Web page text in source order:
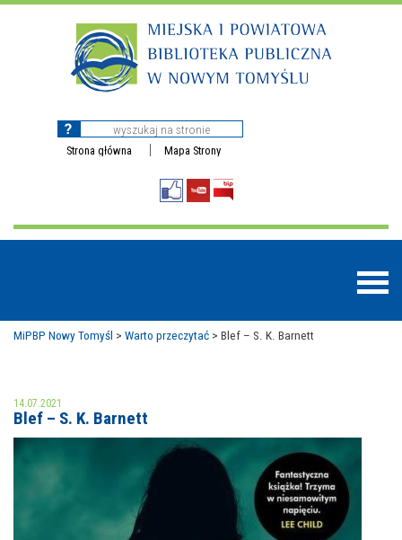
Strona główna Mapa Strony
MOJE KONTO
NAJBLIŻSZE WYDARZENIA
NASZA OFERTA
MiPBP Nowy Tomyśl > Warto przeczytać > Blef – S. K. Barnett
14.07.2021
Blef – S. K. Barnett